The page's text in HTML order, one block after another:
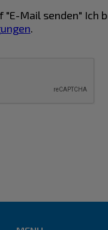
"E-Mail senden"
.